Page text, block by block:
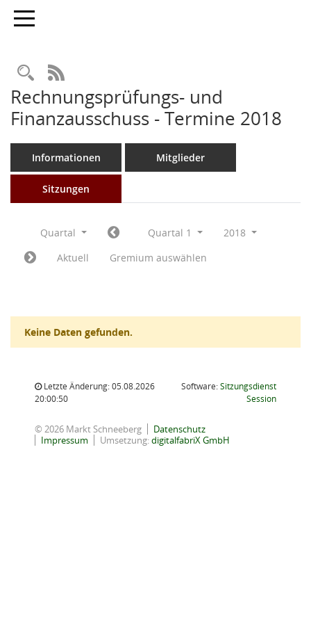
Toggle navigation
Rechercheauswahl
RSS-Feed
Rechnungsprüfungs- und
Finanzausschuss - Termine 2018
Informationen Mitglieder
Sitzungen
Quartal Quartal 1
2018
Aktuell
Gremium auswählen
Keine Daten gefunden.
Letzte Änderung: 05.08.2026
20:00:50
Software:Sitzungsdienst
Session(Wird in
© 2026 Markt Schneeberg
Datenschutz
Impressum
Umsetzung:digitalfabriX GmbH